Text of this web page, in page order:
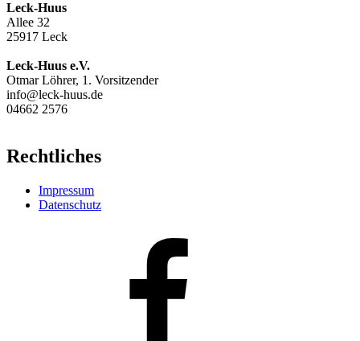
Leck-Huus
Allee 32
25917 Leck
Leck-Huus e.V.
Otmar Löhrer, 1. Vorsitzender
info@leck-huus.de
04662 2576
Rechtliches
Impressum
Datenschutz